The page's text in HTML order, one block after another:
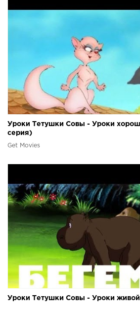
Уроки Тетушки Совы - Уроки
серия)
Get Movies
Уроки Тетушки Совы - Уроки